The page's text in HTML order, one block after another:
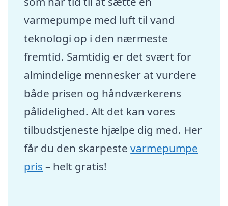
varmepumpe med luft til vand
teknologi op i den nærmeste
fremtid. Samtidig er det svært for
almindelige mennesker at vurdere
både prisen og håndværkerens
pålidelighed. Alt det kan vores
tilbudstjeneste hjælpe dig med. Her
får du den skarpestevarmepumpe
pris – helt gratis!